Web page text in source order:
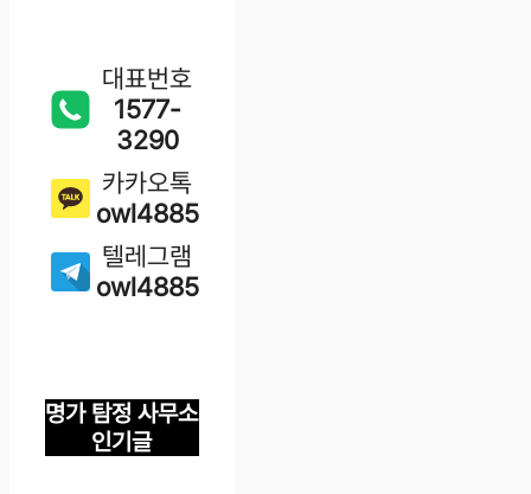
대표번호
1577-
3290
카카오톡
owl4885
텔레그램
owl4885
명가 탐정 사무소
인기글